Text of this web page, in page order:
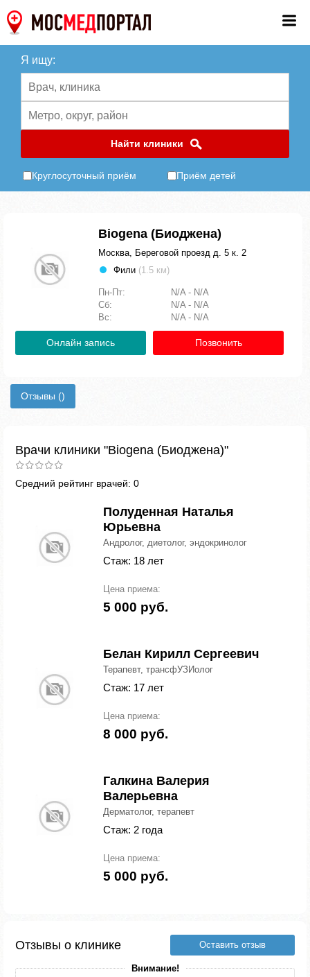
Я ищу:
Найти клиники
Круглосуточный приём Приём детей
Biogena (Биоджена)
Москва, Береговой проезд д. 5 к. 2
Фили (1.5 км)
Пн-Пт:
N/A - N/A
Сб:
N/A - N/A
Вс:
N/A - N/A
Онлайн запись Позвонить
Отзывы ()
Врачи клиники "Biogena (Биоджена)"
Средний рейтинг врачей: 0
Полуденная Наталья
Юрьевна
Андролог, диетолог, эндокринолог
Стаж: 18 лет
Цена приема:
5 000 руб.
Белан Кирилл Сергеевич
Терапевт, трансфУЗИолог
Стаж: 17 лет
Цена приема:
8 000 руб.
Галкина Валерия
Валерьевна
Дерматолог, терапевт
Стаж: 2 года
Цена приема:
5 000 руб.
Отзывы о клинике Оставить отзыв
Внимание!